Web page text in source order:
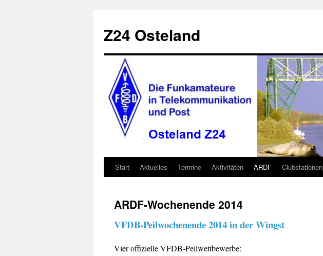
springen
Z24 Osteland
Start Aktuelles Termine Aktivitäten ARDF Clubstationen
ARDF-Wochenende 2014
VFDB-Peilwochenende 2014 in der Wingst
Vier offizielle VFDB-Peilwettbewerbe: